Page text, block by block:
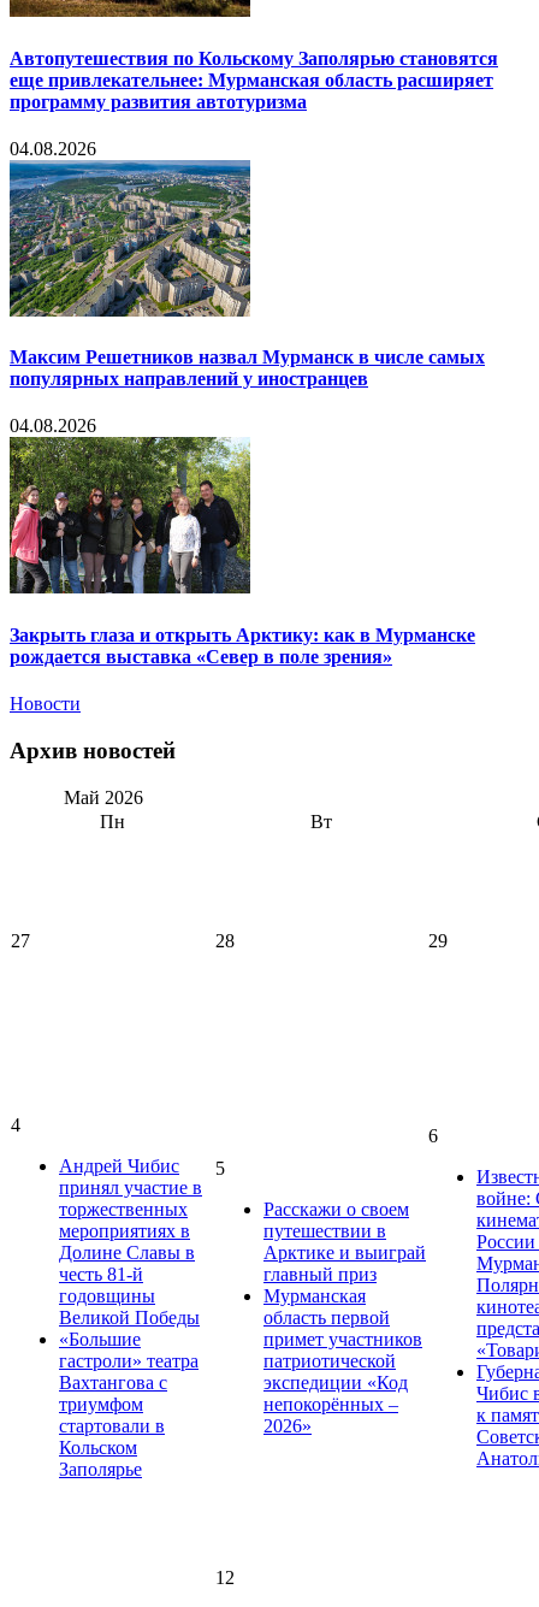
Автопутешествия по Кольскому Заполярью становятся
еще привлекательнее: Мурманская область расширяет
программу развития автотуризма
04.08.2026
Максим Решетников назвал Мурманск в числе самых
популярных направлений у иностранцев
04.08.2026
Закрыть глаза и открыть Арктику: как в Мурманске
рождается выставка «Север в поле зрения»
Новости
Архив новостей
Май 2026
Пн
Вт
27 28 29
4
Андрей Чибис
принял участие в
торжественных
мероприятиях в
Долине Славы в
честь 81-й
годовщины
Великой Победы
«Большие
гастроли» театра
Вахтангова с
триумфом
стартовали в
Кольском
Заполярье
5
Расскажи о своем
путешествии в
Арктике и выиграй
главный приз
Мурманская
область первой
примет участников
патриотической
экспедиции «Код
непокорённых –
2026»
6
войне:
России
Чибис
к
12